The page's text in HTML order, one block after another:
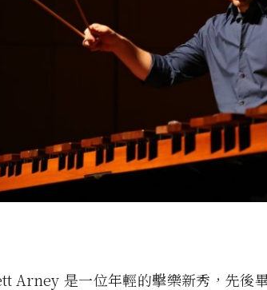
Arney 是一位年輕的擊樂新秀，先後